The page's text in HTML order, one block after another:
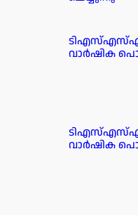
ടിഎസ്എസ്എസ്
വാർഷിക
വാർഷിക